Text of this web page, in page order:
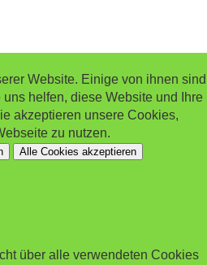
Website. Einige von ihnen sind
helfen, diese Website und Ihre
akzeptieren unsere Cookies,
zu nutzen.
Alle Cookies akzeptieren
über alle verwendeten Cookies